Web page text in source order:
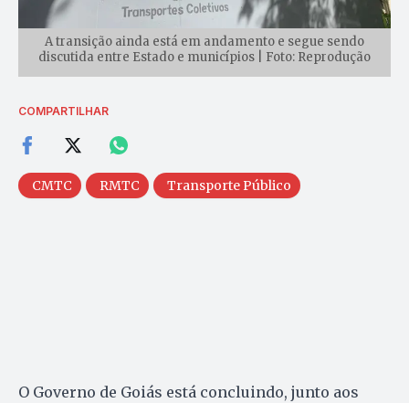
A transição ainda está em andamento e segue sendo
discutida entre Estado e municípios | Foto: Reprodução
COMPARTILHAR
CMTC RMTC Transporte Público
O Governo de Goiás está concluindo, junto aos